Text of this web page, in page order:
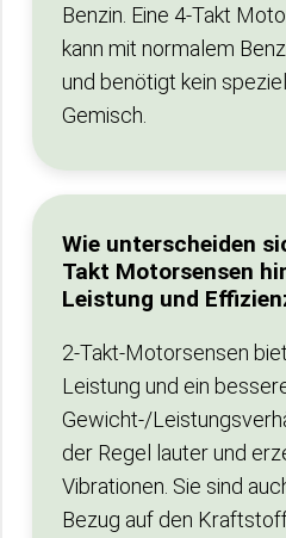
Benzin. Eine 4-Takt
kann mit normalem
und benötigt kein
Gemisch.
Wie unterscheiden
Takt Motorsensen
Leistung und
2-Takt-Motorsensen
Leistung und ein
Gewicht-/
der Regel lauter und
Vibrationen. Sie sind
Bezug auf den